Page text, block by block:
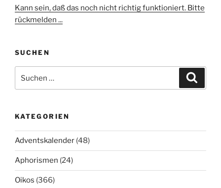
Kann sein, daß das noch nicht richtig funktioniert. Bitte
rückmelden ...
SUCHEN
nach:
KATEGORIEN
Adventskalender (48)
Aphorismen (24)
Oikos (366)